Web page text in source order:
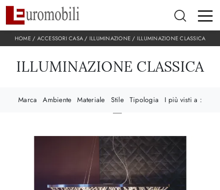
HOME/ ACCESSORI CASA / ILLUMINAZIONE / ILLUMINAZIONE CLASSICA
ILLUMINAZIONE CLASSICA
Marca Ambiente Materiale Stile Tipologia I più visti a :